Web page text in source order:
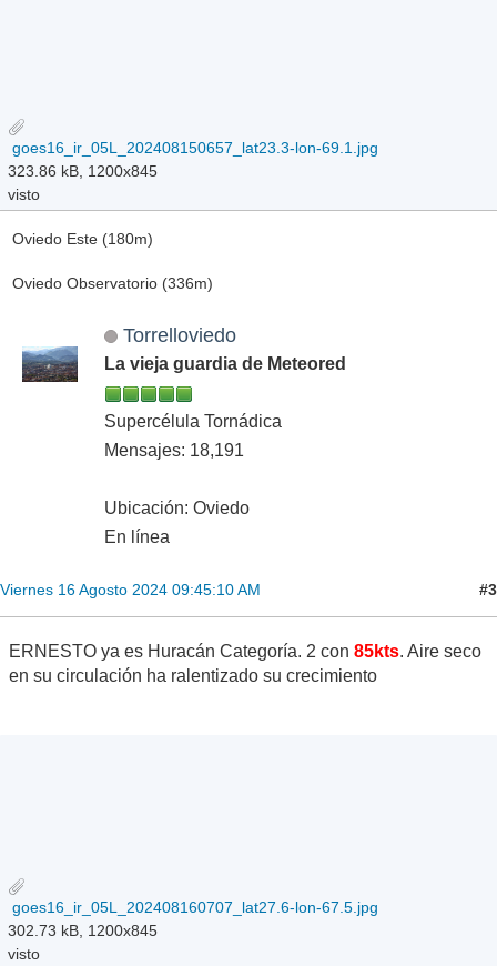
goes16_ir_05L_202408150657_lat23.3-lon-69.1.jpg
323.86 kB, 1200x845
visto
Oviedo Este (180m)
Oviedo Observatorio (336m)
Torrelloviedo
La vieja guardia de Meteored
Supercélula Tornádica
Mensajes: 18,191
Ubicación: Oviedo
En línea
Viernes 16 Agosto 2024 09:45:10 AM #3
ERNESTO ya es Huracán Categoría. 2 con 85kts. Aire seco
en su circulación ha ralentizado su crecimiento
goes16_ir_05L_202408160707_lat27.6-lon-67.5.jpg
302.73 kB, 1200x845
visto